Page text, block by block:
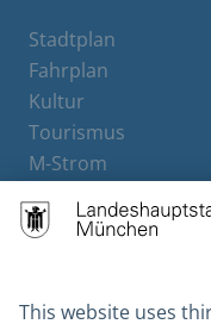
Stadtplan
Fahrplan
Kultur
Tourismus
M-Strom
Hotels
Contact